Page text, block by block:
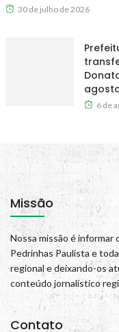
30 de julho de 2026
6 de
Missão
Nossa missão é informar
Pedrinhas Paulista e
regional e deixando-os
conteúdo jornalístico
Contato